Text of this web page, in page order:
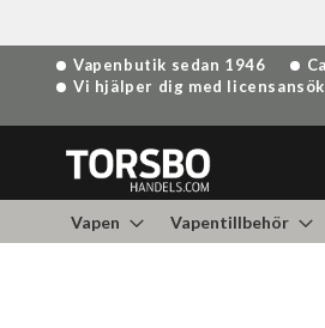
Hoppa
till
Vapenbutik sedan 1946
Vi hjälper dig med
Vapen Vapentillbehör